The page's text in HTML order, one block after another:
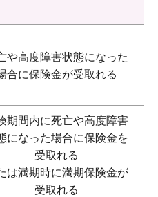
や高度障害状態になった
合に保険金が受取れる
期間内に死亡や高度障害
になった場合に保険金を
受取れる
は満期時に満期保険金が
受取れる